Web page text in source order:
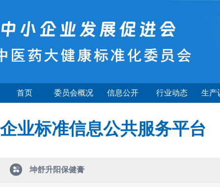
首页 委员会概况 信息公开 行业动态 生产
企业标准信息公共服务平台
坤舒升阳保健膏